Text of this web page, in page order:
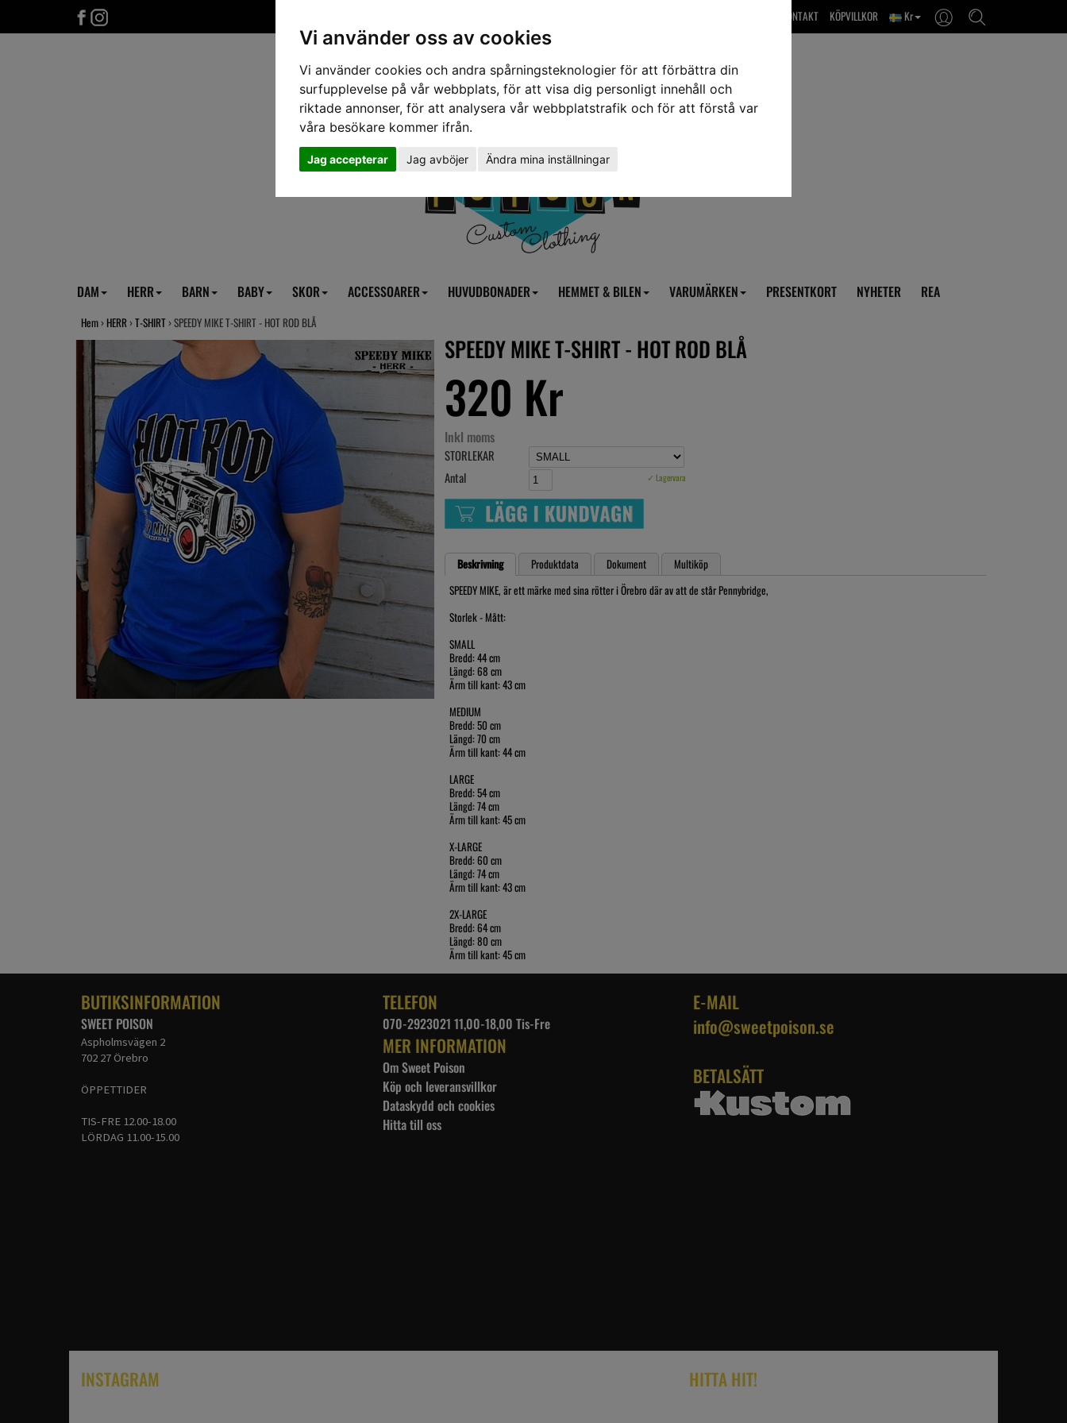
Vi använder oss av cookies
Vi använder cookies och andra spårningsteknologier för att förbättra din
surfupplevelse på vår webbplats, för att visa dig personligt innehåll och
riktade annonser, för att analysera vår webbplatstrafik och för att förstå var
våra besökare kommer ifrån.
Jag accepterar Jag avböjer Ändra mina inställningar
Kr
KÖPVILLKOR
OM OSS & KONTAKT
DAM HERR BARN BABY SKOR ACCESSOARER HUVUDBONADER HEMMET & BILEN VARUMÄRKEN PRESENTKORT NYHETER REA
Hem › HERR ›T-SHIRT › SPEEDY MIKE T-SHIRT - HOT ROD BLÅ
SPEEDY MIKE T-SHIRT - HOT ROD BLÅ
320 Kr
Inkl moms
STORLEKAR
Antal
✓ Lagervara
Beskrivning Produktdata Dokument
Multiköp
SPEEDY MIKE, är ett märke med sina rötter i Örebro där av att de står Pennybridge,
Storlek - Mått:
SMALL
Bredd: 44 cm
Längd: 68 cm
Ärm till kant: 43 cm
MEDIUM
Bredd: 50 cm
Längd: 70 cm
Ärm till kant: 44 cm
LARGE
Bredd: 54 cm
Längd: 74 cm
Ärm till kant: 45 cm
X-LARGE
Bredd: 60 cm
Längd: 74 cm
Ärm till kant: 43 cm
2X-LARGE
Bredd: 64 cm
Längd: 80 cm
Ärm till kant: 45 cm
BUTIKSINFORMATION
SWEET POISON
Aspholmsvägen 2
702 27 Örebro
ÖPPETTIDER
TIS-FRE 12.00-18.00
LÖRDAG 11.00-15.00
TELEFON
070-2923021 11,00-18,00 Tis-Fre
MER INFORMATION
Om Sweet Poison
Köp och leveransvillkor
Dataskydd och cookies
Hitta till oss
E-MAIL
info@sweetpoison.se
BETALSÄTT
INSTAGRAM HITTA HIT!